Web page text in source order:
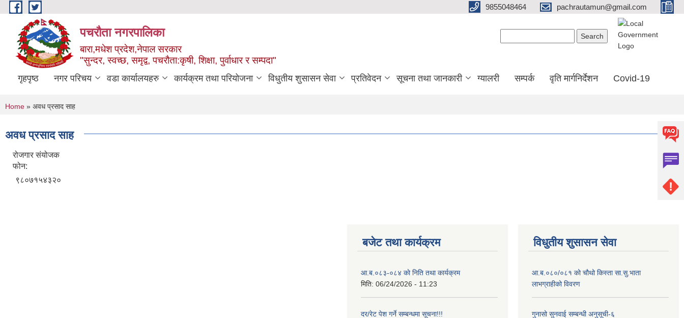
Skip to main content 9855048464 pachrautamun@gmail.com
पचरौता नगरपालिका
बारा,मधेश प्रदेश,नेपाल सरकार
"सुन्दर, स्वच्छ, समृद्व, पचरौता:कृषी, शिक्षा, पुर्वाधार र सम्पदा"
गृहपृष्ठ नगर परिचय वडा कार्यालयहरु कार्यक्रम तथा परियोजना विधुतीय शुसासन सेवा प्रतिवेदन सूचना तथा जानकारी ग्यालरी सम्पर्क वृति मार्गनिर्देशन Covid-19
You are here
Home » अवध प्रसाद साह
अवध प्रसाद साह
रोजगार संयोजक
फोन:
९८०७१५४३२०
बजेट तथा कार्यक्रम
आ.ब.०८३-०८४ काे निति तथा कार्यक्रम
मिति: 06/24/2026 - 11:23
दर/रेट पेश गर्ने सम्बन्धमा सूचना!!!
विधुतीय शुसासन सेवा
आ.ब.०८०/०८१ को चौथो किस्ता सा.सु.भाता
लाभग्राहीको विवरण
गुनासो सुनवाई सम्बन्धी अनुसूची-६